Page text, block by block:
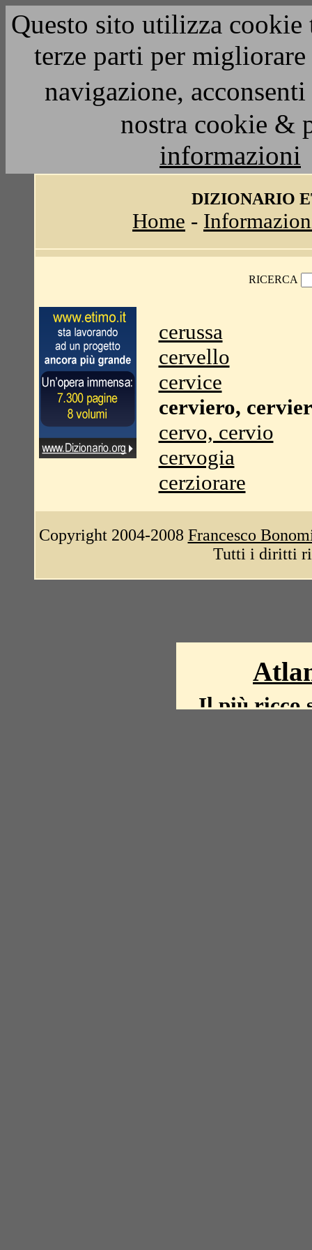
Questo sito utilizza
terze parti per
navigazione,
nostra cookie &
informazioni
DIZIONARIO
Home -
RICERCA
cerussa
cervello
cervice
cerviero,
cervo, cervio
cervogia
cerziorare
Copyright 2004-2008 Francesco
Tutti i diritti
Il più ricco